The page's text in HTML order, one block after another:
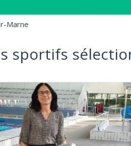
Marne
sportifs